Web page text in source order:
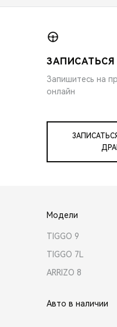
Запишитесь на
онлайн
Модели
TIGGO 9
TIGGO 7L
ARRIZO 8
Авто в наличии